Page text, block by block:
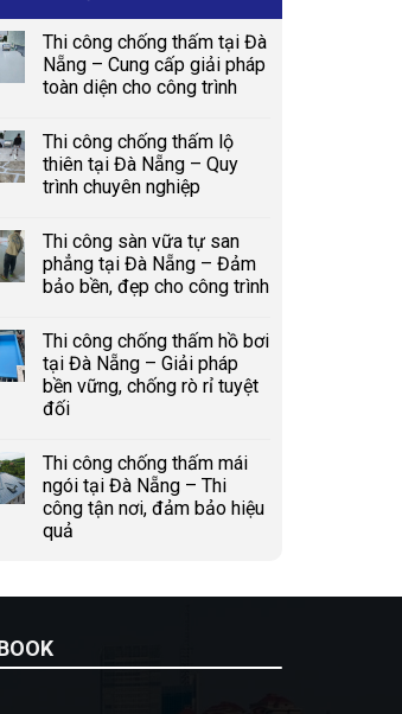
Thi công chống thấm tại Đà
Nẵng – Cung cấp giải pháp
toàn diện cho công trình
Thi công chống thấm lộ
thiên tại Đà Nẵng – Quy
trình chuyên nghiệp
Thi công sàn vữa tự san
phẳng tại Đà Nẵng – Đảm
bảo bền, đẹp cho công trình
Thi công chống thấm hồ bơi
tại Đà Nẵng – Giải pháp
bền vững, chống rò rỉ tuyệt
đối
Thi công chống thấm mái
ngói tại Đà Nẵng – Thi
công tận nơi, đảm bảo hiệu
quả